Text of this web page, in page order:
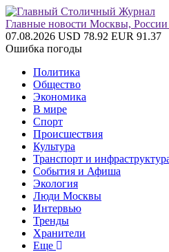
Главные новости Москвы,
07.08.2026 USD 78.92 EUR 91.37
Ошибка погоды
Политика
Общество
Экономика
В мире
Спорт
Происшествия
Культура
Транспорт и
События и Афиша
Экология
Люди Москвы
Интервью
Тренды
Хранители
Еще